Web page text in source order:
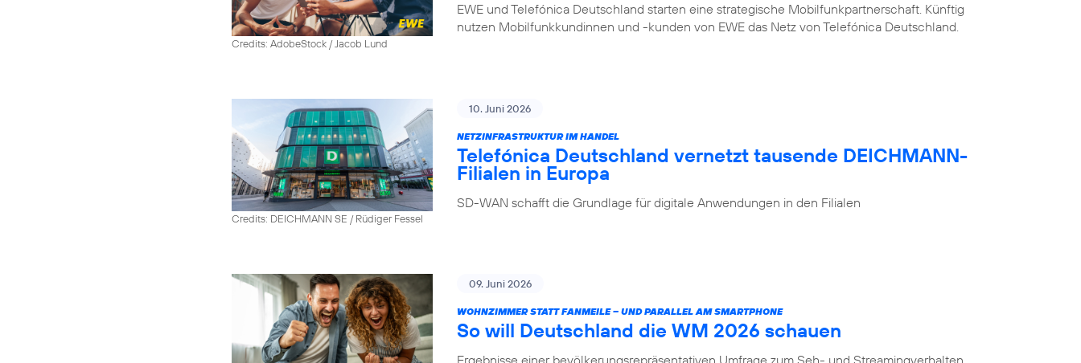
Credits: AdobeStock / Jacob Lund
EWE und Telefónica Deutschland starten eine strategische Mobilfunkpartnerschaft. Künftig
nutzen Mobilfunkkundinnen und -kunden von EWE das Netz von Telefónica Deutschland.
Credits: DEICHMANN SE / Rüdiger Fessel
10. Juni 2026
NETZINFRASTRUKTUR IM HANDEL
Telefónica Deutschland vernetzt tausende DEICHMANN-
Filialen in Europa
SD-WAN schafft die Grundlage für digitale Anwendungen in den Filialen
09. Juni 2026
WOHNZIMMER STATT FANMEILE – UND PARALLEL AM SMARTPHONE
So will Deutschland die WM 2026 schauen